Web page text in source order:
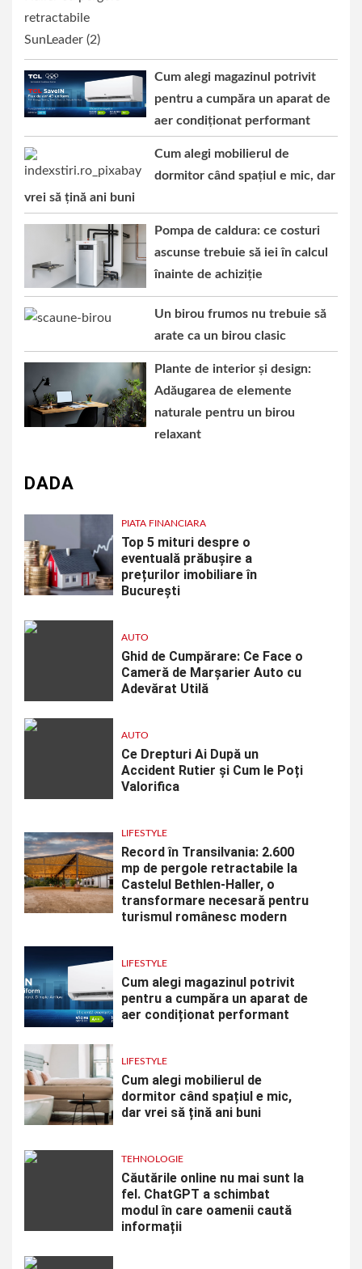
Cum alegi magazinul potrivit
pentru a cumpăra un aparat de
aer condiționat performant
Cum alegi mobilierul de
dormitor când spațiul e mic, dar
vrei să țină ani buni
Pompa de caldura: ce costuri
ascunse trebuie să iei în calcul
înainte de achiziție
Un birou frumos nu trebuie să
arate ca un birou clasic
Plante de interior și design:
Adăugarea de elemente
naturale pentru un birou
relaxant
DADA
PIATA FINANCIARA
Top 5 mituri despre o
eventuală prăbușire a
prețurilor imobiliare în
București
AUTO
Ghid de Cumpărare: Ce Face o
Cameră de Marșarier Auto cu
Adevărat Utilă
AUTO
Ce Drepturi Ai După un
Accident Rutier și Cum le Poți
Valorifica
LIFESTYLE
Record în Transilvania: 2.600
mp de pergole retractabile la
Castelul Bethlen-Haller, o
transformare necesară pentru
turismul românesc modern
LIFESTYLE
Cum alegi magazinul potrivit
pentru a cumpăra un aparat de
aer condiționat performant
LIFESTYLE
Cum alegi mobilierul de
dormitor când spațiul e mic,
dar vrei să țină ani buni
TEHNOLOGIE
Căutările online nu mai sunt la
fel. ChatGPT a schimbat
modul în care oamenii caută
informații